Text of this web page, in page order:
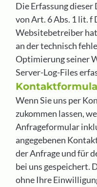
Die Erfassung
von Art. 6 Abs. 1 lit. f
Websitebetreiber
an der technisch
Optimierung seiner
Server-Log-Files
Wenn Sie uns per
zukommen lassen,
Anfrageformular
angegebenen
der Anfrage und für
bei uns gespeichert.
ohne Ihre